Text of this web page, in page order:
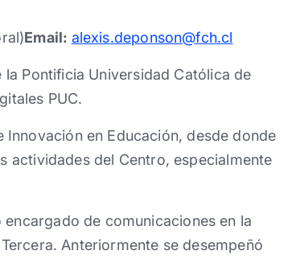
Email: alexis.deponson@fch.cl
Pontificia Universidad Católica de
PUC.
en Educación, desde donde
actividades del Centro, especialmente
de comunicaciones en la
Anteriormente se desempeñó